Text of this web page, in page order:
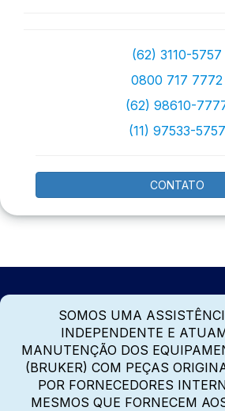
(62) 3110-5757
0800 717 7772
(62) 98610-
(11) 97533-5757
CONTATO
SOMOS UMA
INDEPENDENTE E
MANUTENÇÃO DOS
(BRUKER) COM PEÇAS
POR FORNECEDORES
MESMOS QUE FORNECEM